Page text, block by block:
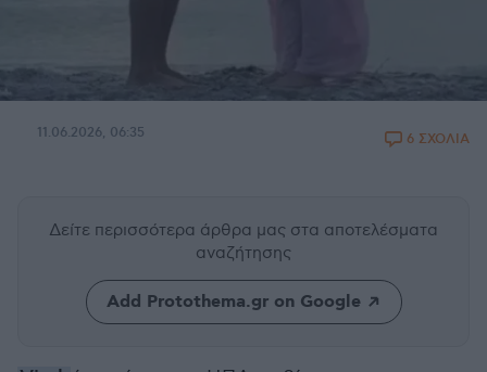
11.06.2026, 06:35 6 ΣΧΟΛΙΑ
Δείτε περισσότερα άρθρα μας στα αποτελέσματα
αναζήτησης
Add Protothema.gr on Google